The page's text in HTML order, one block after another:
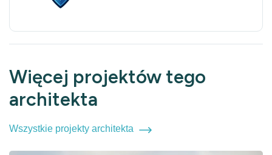
Więcej projektów tego
architekta
Wszystkie projekty architekta